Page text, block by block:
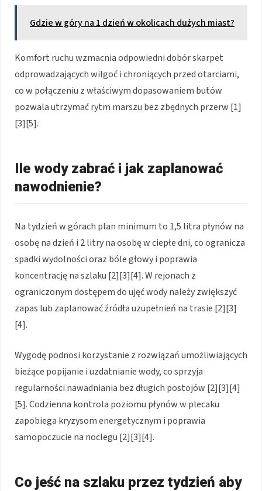
Gdzie w góry na 1 dzień w okolicach dużych miast?
Komfort ruchu wzmacnia odpowiedni dobór skarpet
odprowadzających wilgoć i chroniących przed otarciami,
co w połączeniu z właściwym dopasowaniem butów
pozwala utrzymać rytm marszu bez zbędnych przerw [1]
[3][5].
Ile wody zabrać i jak zaplanować
nawodnienie?
Na tydzień w górach plan minimum to 1,5 litra płynów na
osobę na dzień i 2 litry na osobę w ciepłe dni, co ogranicza
spadki wydolności oraz bóle głowy i poprawia
koncentrację na szlaku [2][3][4]. W rejonach z
ograniczonym dostępem do ujęć wody należy zwiększyć
zapas lub zaplanować źródła uzupełnień na trasie [2][3]
[4].
Wygodę podnosi korzystanie z rozwiązań umożliwiających
bieżące popijanie i uzdatnianie wody, co sprzyja
regularności nawadniania bez długich postojów [2][3][4]
[5]. Codzienna kontrola poziomu płynów w plecaku
zapobiega kryzysom energetycznym i poprawia
samopoczucie na noclegu [2][3][4].
Co jeść na szlaku przez tydzień aby